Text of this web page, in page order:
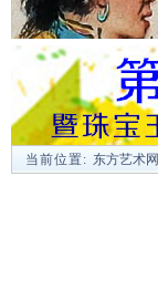
当前位置: 东方艺术网